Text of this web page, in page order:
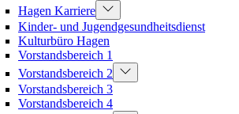
Hagen Karriere
Kinder- und Jugendgesundheitsdienst
Kulturbüro Hagen
Vorstandsbereich 1
Vorstandsbereich 2
Vorstandsbereich 3
Vorstandsbereich 4